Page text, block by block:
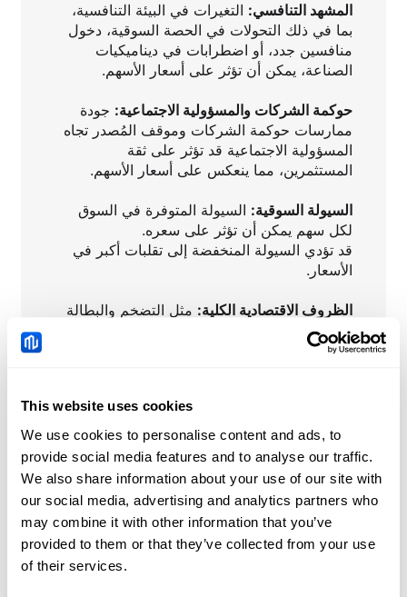
This website uses cookies
We use cookies to personalise content and ads, to
provide social media features and to analyse our traffic.
We also share information about your use of our site with
our social media, advertising and analytics partners who
may combine it with other information that you’ve
provided to them or that they’ve collected from your use
of their services.
المشهد التنافسي: التغيرات في البيئة التنافسية،
بما في ذلك التحولات في الحصة السوقية، دخول
منافسين جدد، أو اضطرابات في ديناميكيات
الصناعة، يمكن أن تؤثر على أسعار الأسهم.
حوكمة الشركات والمسؤولية الاجتماعية: جودة
ممارسات حوكمة الشركات وموقف المُصدر تجاه
المسؤولية الاجتماعية قد تؤثر على ثقة
المستثمرين، مما ينعكس على أسعار الأسهم.
السيولة السوقية: السيولة المتوفرة في السوق
لكل سهم يمكن أن تؤثر على سعره.
قد تؤدي السيولة المنخفضة إلى تقلبات أكبر في
الأسعار.
الظروف الاقتصادية الكلية: مثل التضخم والبطالة
والاتجاهات الاقتصادية العالمية، يمكن أن تؤثر على
ثقة المستثمرين وتؤثر في أسعار الأسهم.
والتغييرات في أسعار الفائدة يمكن أن تؤثر على
جاذبية الأسهم مقارنةً بفئات الأصول الأخرى.
معنويات السوق والمضاربة:
تصورات وتوقعات
المتداولين والتداولات المضاربية قد تؤثر بشكل
كبير في أسعار الأسهم.